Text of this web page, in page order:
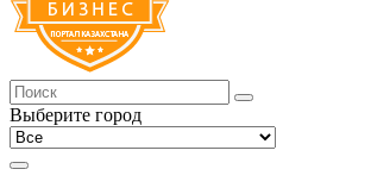
Выберите город